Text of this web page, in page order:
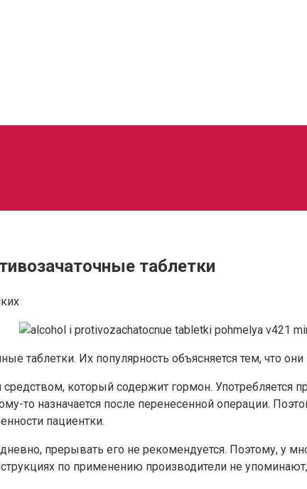
таблетки
таблетки. Их популярность объясняется тем, что
который содержит гормон. Употребляется
то назначается после перенесенной операции.
пациентки.
прерывать его не рекомендуется. Поэтому, у
по применению производители не